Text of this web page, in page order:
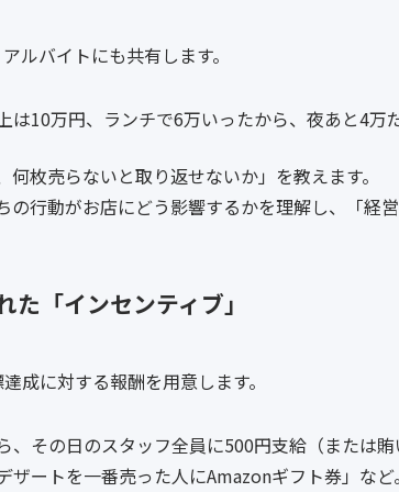
ルバイトにも共有します。
は10万円、ランチで6万いったから、夜あと4万
何枚売らないと取り返せないか」を教えます。
の行動がお店にどう影響するかを理解し、「経
「インセンティブ」
成に対する報酬を用意します。
、その日のスタッフ全員に500円支給（または賄
ザートを一番売った人にAmazonギフト券」など。